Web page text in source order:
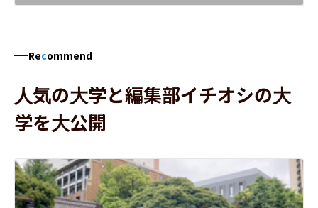
Recommend
人気の大学と編集部イチオシの大
学を大公開